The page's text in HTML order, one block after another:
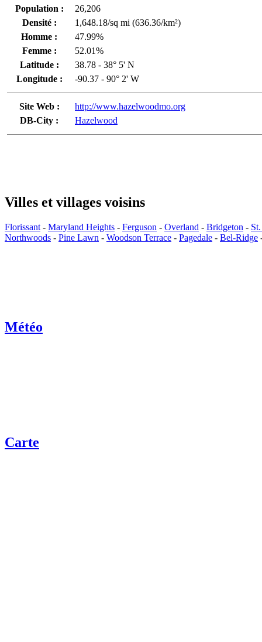
Population :
26,206
Densité :
1,648.18/sq mi (636.36/km²)
Homme :
47.99%
Femme :
52.01%
Latitude :
38.78 - 38° 5' N
Longitude :
-90.37 - 90° 2' W
Site Web :
http://www.hazelwoodmo.org
DB-City :
Hazelwood
Villes et villages voisins
Florissant - Maryland Heights - Ferguson - Overland - Bridgeton -
Northwoods - Pine Lawn - Woodson Terrace - Pagedale - Bel-Ridge
Météo
Carte